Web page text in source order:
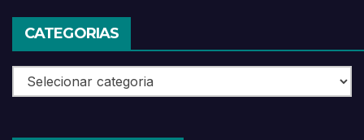
CATEGORIAS
Categorias